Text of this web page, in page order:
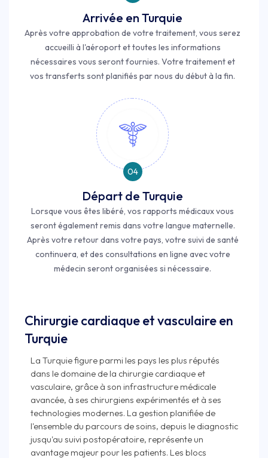
Arrivée en Turquie
Après votre approbation de votre traitement, vous serez
accueilli à l'aéroport et toutes les informations
nécessaires vous seront fournies. Votre traitement et
vos transferts sont planifiés par nous du début à la fin.
04
Départ de Turquie
Lorsque vous êtes libéré, vos rapports médicaux vous
seront également remis dans votre langue maternelle.
Après votre retour dans votre pays, votre suivi de santé
continuera, et des consultations en ligne avec votre
médecin seront organisées si nécessaire.
Chirurgie cardiaque et vasculaire en
Turquie
La Turquie figure parmi les pays les plus réputés
dans le domaine de la chirurgie cardiaque et
vasculaire, grâce à son infrastructure médicale
avancée, à ses chirurgiens expérimentés et à ses
technologies modernes. La gestion planifiée de
l'ensemble du parcours de soins, depuis le diagnostic
jusqu'au suivi postopératoire, représente un
avantage majeur pour les patients. Les blocs